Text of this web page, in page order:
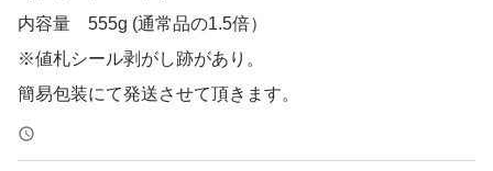
内容量 555g (通常品の1.5倍）
※値札シール剥がし跡があり。
簡易包装にて発送させて頂きます。
ご理解頂ける方のみご購入ください。